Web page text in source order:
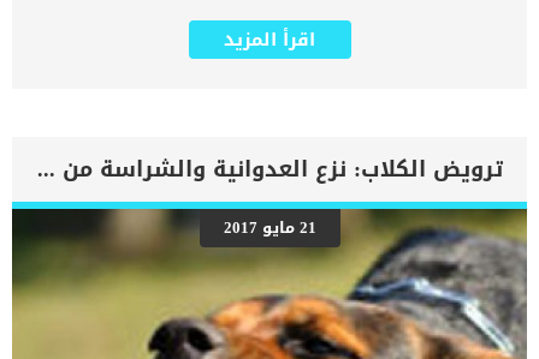
هى قرح الفم والفك المغلق عند الكلاب. تعرف على خطوات جراحة
المرئ عند الكلاب قبل الإجراء الجراحي يتم عمل بعض التحاليل والفحوصات
للمرئ لإدخال أنبوب التغذية ولا تتم عملية إفاقة الكلب الا بعد الانتهاء من
اعطاء الكلب جميع ما يحتاجه من غذاء وأدوية محفزة لقوته الجسدية.
فعالية ونجاح التدخل الجراحى فى المرئ عن الكلاب أثبتت جراحة المرئ
للكلاب الممتنعة عن الاكل فعاليتها فى التغذية وتعويض ما فقده جسم
الكلب من عناصر ومعادن. رغم ان جراحة المرئ تساعد على تغذية الكلاب
ولكن بشكل قصير المدى الا أنها يمكن استخدامها لوقت طويل بعد
تثبيتها ومحاولة جعل الكلب يتأقلم على وجود هذا الأنبوب الغذائى. تعرف
على اشكال التعافى بعد تركيب الأنبوب الغذائى للكلب يحتاج الكلب مايقرب
من اسبوعين حتى […]
اقرأ المزيد
ترويض الكلاب: نزع العدوانية والشراسة من الكلاب
21 مايو 2017